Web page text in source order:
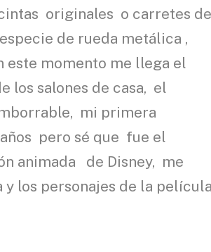
originales o carretes
de rueda metálica ,
momento me llega el
los salones de casa, el
mi primera
pero sé que fue el
animada de Disney, me
los personajes de la